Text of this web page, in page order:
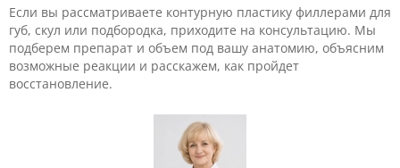
Если вы рассматриваете контурную пластику филлерами для
губ, скул или подбородка, приходите на консультацию. Мы
подберем препарат и объем под вашу анатомию, объясним
возможные реакции и расскажем, как пройдет
восстановление.